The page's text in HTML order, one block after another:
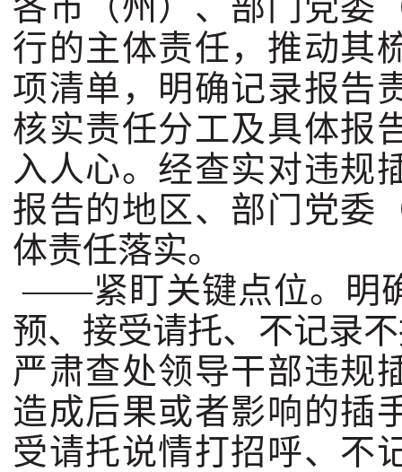
行的主体责任，推动其
项清单，明确记录报告
核实责任分工及具体报
入人心。经查实对违规
报告的地区、部门党委
体责任落实。
——紧盯关键点位。明
预、接受请托、不记录
严肃查处领导干部违规
造成后果或者影响的插
受请托说情打招呼、不